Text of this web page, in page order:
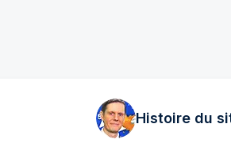
Histoire du